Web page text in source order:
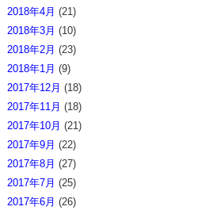
2018年4月 (21)
2018年3月 (10)
2018年2月 (23)
2018年1月 (9)
2017年12月 (18)
2017年11月 (18)
2017年10月 (21)
2017年9月 (22)
2017年8月 (27)
2017年7月 (25)
2017年6月 (26)